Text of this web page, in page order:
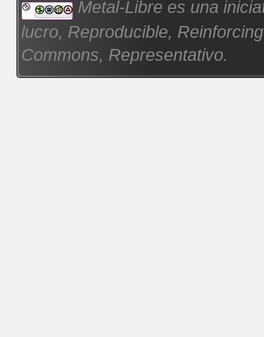
Metal-Libre es una
lucro, Reproducible,
Commons, Representativo.